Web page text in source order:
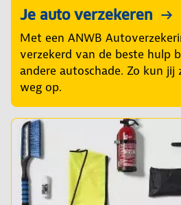
Je auto verzekeren
Met een ANWB
verzekerd van de beste hulp
andere autoschade. Zo kun jij
weg op.